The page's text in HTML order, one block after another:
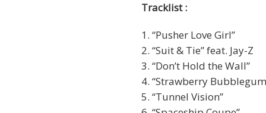
Tracklist :
1. “Pusher Love Girl”
2. “Suit & Tie” feat. Jay-Z
3. “Don’t Hold the Wall”
4. “Strawberry
5. “Tunnel Vision”